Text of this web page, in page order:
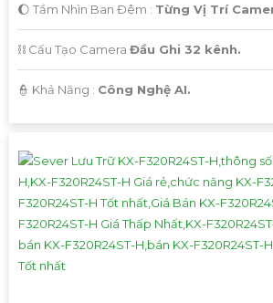
🌔 Tầm Nhìn Ban Đêm : Từng Vị Trí
⛓ Cấu Tạo Camera Đầu Ghi 32 kênh.
️👮 Khả Năng : Công Nghệ AI.